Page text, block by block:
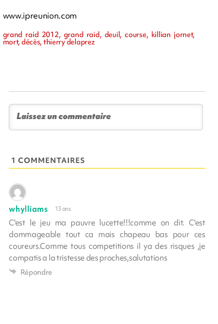
www.ipreunion.com
grand raid 2012, grand raid, deuil, course, killian jornet,
mort, décès, thierry delaprez
1 COMMENTAIRES
whylliams 13 ans
C'est le jeu ma pauvre lucette!!!comme on dit. C'est
dommageable tout ca mais chapeau bas pour ces
coureurs.Comme tous competitions il ya des risques ,je
compatis a la tristesse des proches,salutations
Répondre